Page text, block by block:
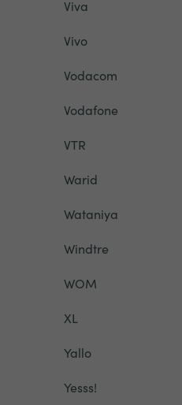
Viva
Vivo
Vodacom
Vodafone
VTR
Warid
Wataniya
Windtre
WOM
XL
Yallo
Yesss!